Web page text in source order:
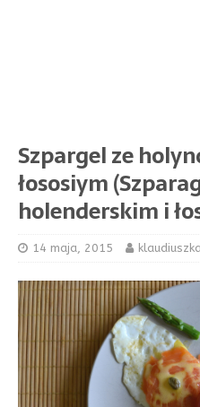
Szpargel ze
łososiym
holenderskim i
14 maja, 2015